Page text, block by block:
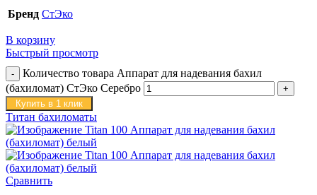
Бренд СтЭко
В корзину
Быстрый просмотр
Количество товара Аппарат для надевания бахил
(бахиломат) СтЭко Серебро
Купить в 1 клик
Титан бахиломаты
Сравнить